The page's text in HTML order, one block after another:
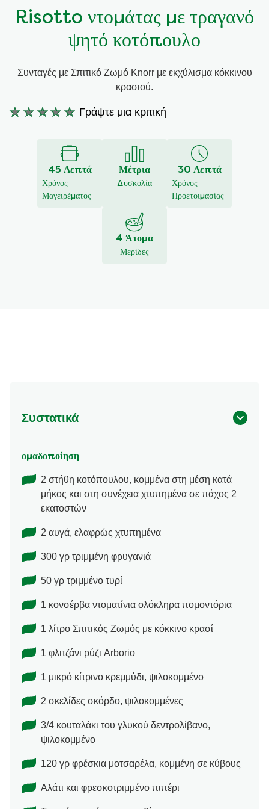
Συνταγές από την Μαργαρίτα Νικολαΐδη
Risotto ντομάτας με τραγανό
ψητό κοτόπουλο
Συνταγές με Σπιτικό Ζωμό Knorr με εκχύλισμα κόκκινου
κρασιού.
Δεν
αξιολογήσεις
Γράψτε μια κριτική
45 Λεπτά
Χρόνος
Μαγειρέματος
Μέτρια
Δυσκολία
30 Λεπτά
Χρόνος
Προετοιμασίας
4 Άτομα
Μερίδες
Συστατικά
ομαδοποίηση
2 στήθη κοτόπουλου, κομμένα στη μέση κατά
μήκος και στη συνέχεια χτυπημένα σε πάχος 2
εκατοστών
2 αυγά, ελαφρώς χτυπημένα
300 γρ τριμμένη φρυγανιά
50 γρ τριμμένο τυρί
1 κονσέρβα ντοματίνια ολόκληρα πομοντόρια
1 λίτρο Σπιτικός Ζωμός με κόκκινο κρασί
1 φλιτζάνι ρύζι Arborio
1 μικρό κίτρινο κρεμμύδι, ψιλοκομμένο
2 σκελίδες σκόρδο, ψιλοκομμένες
3/4 κουταλάκι του γλυκού δεντρολίβανο,
ψιλοκομμένο
120 γρ φρέσκια μοτσαρέλα, κομμένη σε κύβους
Αλάτι και φρεσκοτριμμένο πιπέρι